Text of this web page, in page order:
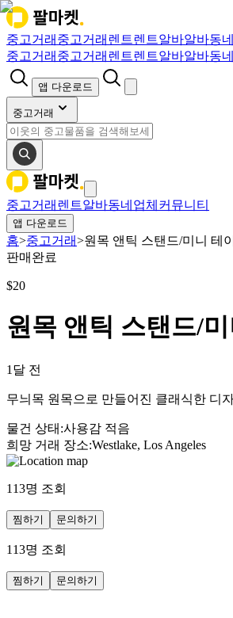
중고거래 중고거래 렌트렌트알바알바동
중고거래 중고거래 렌트렌트알바알바동
앱 다운로드
중고거래
중고거래 렌트알바동네업체 커뮤니티
앱 다운로드
홈>중고거래>원목 앤틱 스탠드/미니 테
판매완료
$20
원목 앤틱 스탠드/
1달 전
무늬목 원목으로 만들어진 클래식한 디
물건 상태 :사용감 적음
희망 거래 장소:Westlake, Los Angeles
113명 조회
찜하기 문의하기
113명 조회
찜하기 문의하기